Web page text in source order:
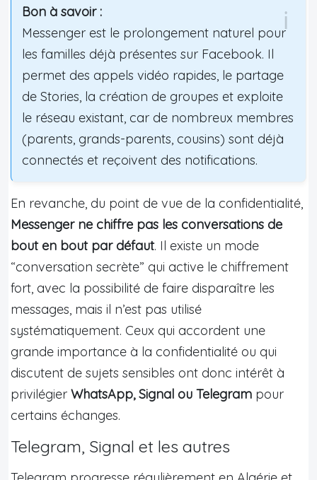
Bon à savoir :
Messenger est le prolongement naturel pour
les familles déjà présentes sur Facebook. Il
permet des appels vidéo rapides, le partage
de Stories, la création de groupes et exploite
le réseau existant, car de nombreux membres
(parents, grands-parents, cousins) sont déjà
connectés et reçoivent des notifications.
En revanche, du point de vue de la confidentialité,
Messenger ne chiffre pas les conversations de
bout en bout par défaut. Il existe un mode
“conversation secrète” qui active le chiffrement
fort, avec la possibilité de faire disparaître les
messages, mais il n’est pas utilisé
systématiquement. Ceux qui accordent une
grande importance à la confidentialité ou qui
discutent de sujets sensibles ont donc intérêt à
privilégier WhatsApp, Signal ou Telegram pour
certains échanges.
Telegram, Signal et les autres